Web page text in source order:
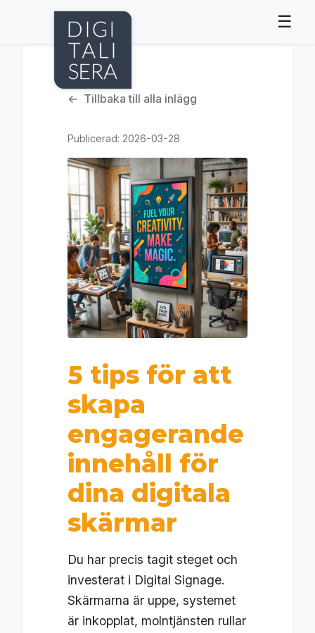
☰
Tillbaka till alla inlägg
Publicerad: 2026-03-28
5 tips för att
skapa
engagerande
innehåll för
dina digitala
skärmar
Du har precis tagit steget och
investerat i Digital Signage.
Skärmarna är uppe, systemet
är inkopplat, molntjänsten rullar